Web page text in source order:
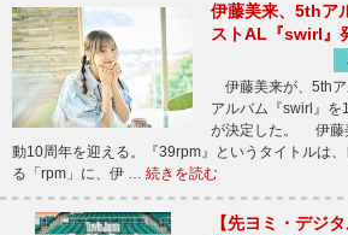
伊藤美来、5thア
ストAL『swirl』
伊藤美来が、5thア
アルバム『swirl』を
が決定した。 伊藤
動10周年を迎える。『39rpm』というタイトルは
る「rpm」に、伊 … 続きを読む
【先ヨミ・デジ